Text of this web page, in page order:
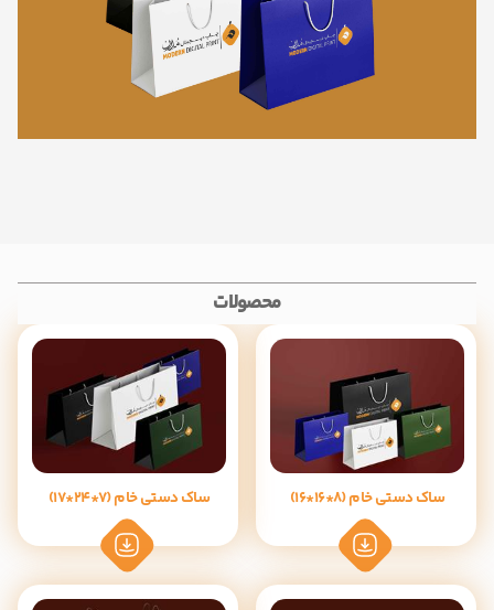
محصولات
ساک دستی خام (8*16*16) ساک دستی خام (7*24*17)